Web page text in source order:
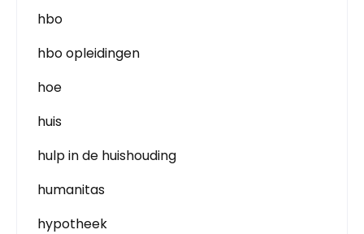
hbo
hbo opleidingen
hoe
huis
hulp in de huishouding
humanitas
hypotheek